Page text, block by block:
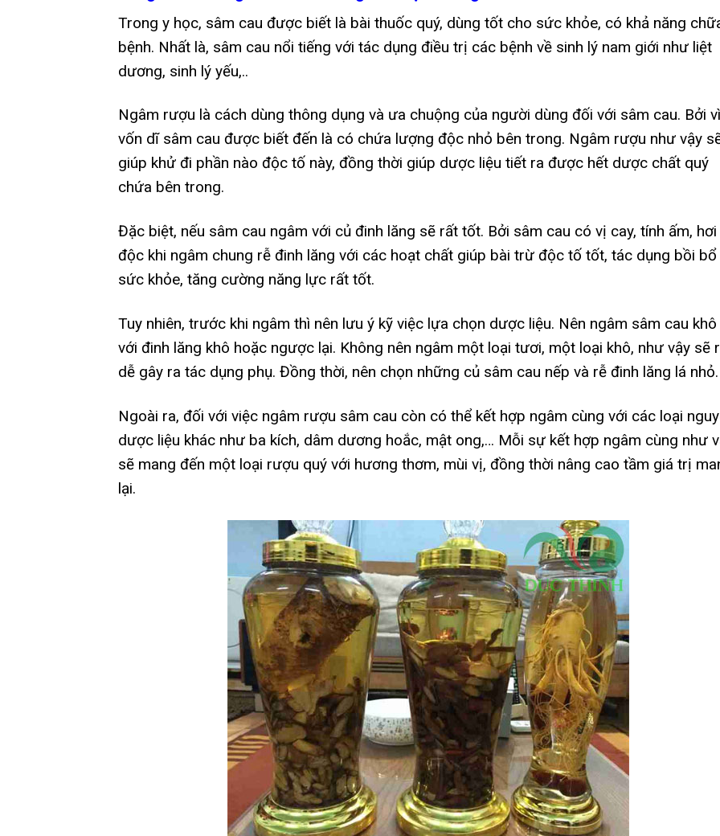
Trong y học, sâm cau được biết là bài thuốc quý, dùng tốt cho sức khỏe, có khả năng
bệnh. Nhất là, sâm cau nổi tiếng với tác dụng điều trị các bệnh về sinh lý nam giới như liệt
dương, sinh lý yếu,..
Ngâm rượu là cách dùng thông dụng và ưa chuộng của người dùng đối với sâm cau. Bởi
vốn dĩ sâm cau được biết đến là có chứa lượng độc nhỏ bên trong. Ngâm rượu như vậy
giúp khử đi phần nào độc tố này, đồng thời giúp dược liệu tiết ra được hết dược chất quý
chứa bên trong.
Đặc biệt, nếu sâm cau ngâm với củ đinh lăng sẽ rất tốt. Bởi sâm cau có vị cay, tính ấm,
độc khi ngâm chung rễ đinh lăng với các hoạt chất giúp bài trừ độc tố tốt, tác dụng bồi bổ
sức khỏe, tăng cường năng lực rất tốt.
Tuy nhiên, trước khi ngâm thì nên lưu ý kỹ việc lựa chọn dược liệu. Nên ngâm sâm cau khô
với đinh lăng khô hoặc ngược lại. Không nên ngâm một loại tươi, một loại khô, như vậy sẽ
dễ gây ra tác dụng phụ. Đồng thời, nên chọn những củ sâm cau nếp và rễ đinh lăng lá nhỏ.
Ngoài ra, đối với việc ngâm rượu sâm cau còn có thể kết hợp ngâm cùng với các loại
dược liệu khác như ba kích, dâm dương hoắc, mật ong,… Mỗi sự kết hợp ngâm cùng như
sẽ mang đến một loại rượu quý với hương thơm, mùi vị, đồng thời nâng cao tầm giá trị
lại.